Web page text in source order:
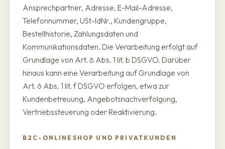
Ansprechpartner, Adresse, E-Mail-Adresse,
Telefonnummer, USt-IdNr., Kundengruppe,
Bestellhistorie, Zahlungsdaten und
Kommunikationsdaten. Die Verarbeitung erfolgt auf
Grundlage von Art. 6 Abs. 1 lit. b DSGVO. Darüber
hinaus kann eine Verarbeitung auf Grundlage von
Art. 6 Abs. 1 lit. f DSGVO erfolgen, etwa zur
Kundenbetreuung, Angebotsnachverfolgung,
Vertriebssteuerung oder Reaktivierung.
B2C-ONLINESHOP UND PRIVATKUNDEN